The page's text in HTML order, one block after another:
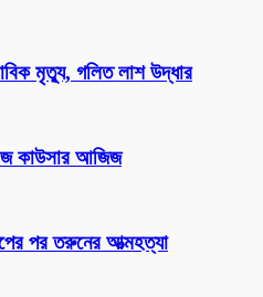
মৃত্যু, গলিত লাশ উদ্ধার
কাউসার আজিজ
পর তরুনের আত্মহত্যা